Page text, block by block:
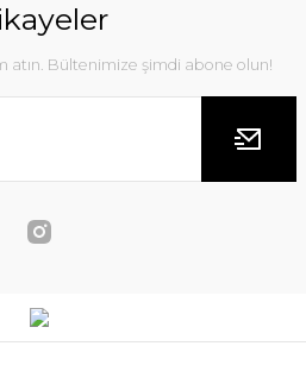
atın. Bültenimize şimdi abone olun!